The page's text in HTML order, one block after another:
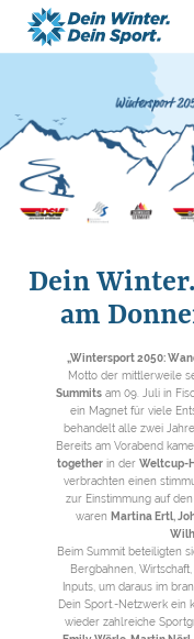
Dein
am
„Wintersport 2050:
Motto der mittlerweile
Summits am 09. Juli in
ein Magnet für viele
behandelt alle zwei
Bereits am Vorabend
togetherin der Weltcup-
verbrachten einen
zur Einstimmung auf
waren Martina Ertl,
Beim Summit beteiligten
Bergbahnen,
Inputs, um daraus im
Dein Sport.-Netzwerk ein
wieder zahlreiche